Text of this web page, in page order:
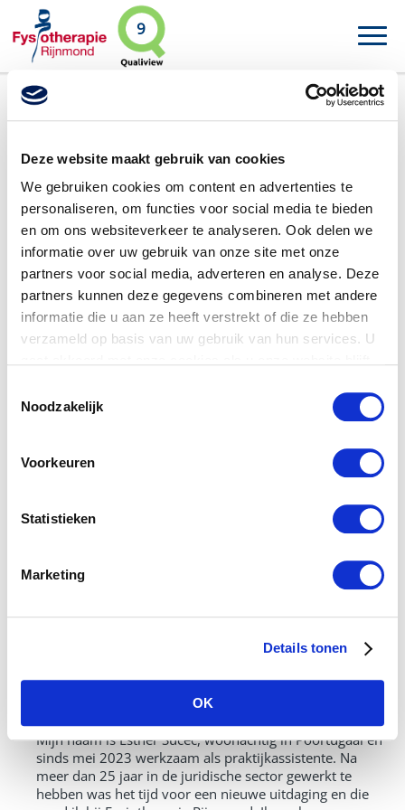
Deze website maakt gebruik van cookies
We gebruiken cookies om content en advertenties te
personaliseren, om functies voor social media te bieden
en om ons websiteverkeer te analyseren. Ook delen we
informatie over uw gebruik van onze site met onze
partners voor social media, adverteren en analyse. Deze
partners kunnen deze gegevens combineren met andere
informatie die u aan ze heeft verstrekt of die ze hebben
verzameld op basis van uw gebruik van hun services. U
privacybeleid
Noodzakelijk
Voorkeuren
Statistieken
Marketing
Details tonen
OK
9
Esther Sucec
Esther Sucec, praktijkassistente
Mijn naam is Esther Sučec, woonachtig in Poortugaal en
sinds mei 2023 werkzaam als praktijkassistente. Na
meer dan 25 jaar in de juridische sector gewerkt te
hebben was het tijd voor een nieuwe uitdaging en die